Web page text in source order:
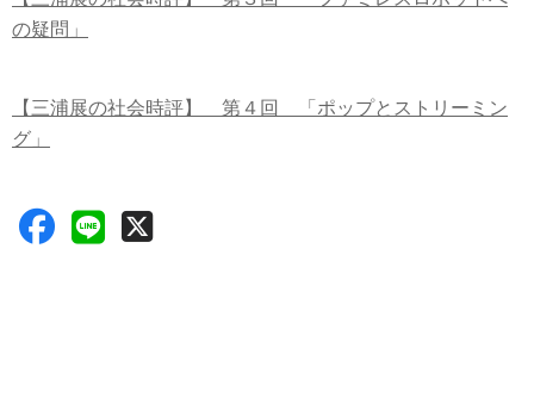
の疑問」
【三浦展の社会時評】 第４回 「ポップとストリーミン
グ」